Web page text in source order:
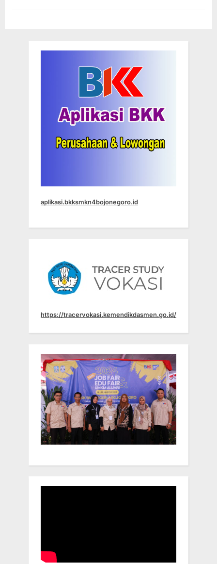
SMKN
aplikasi.bkksmkn4bojonegoro.id
https://tracervokasi.kemendikdasmen.go.id/